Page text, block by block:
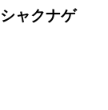
ャクナゲ